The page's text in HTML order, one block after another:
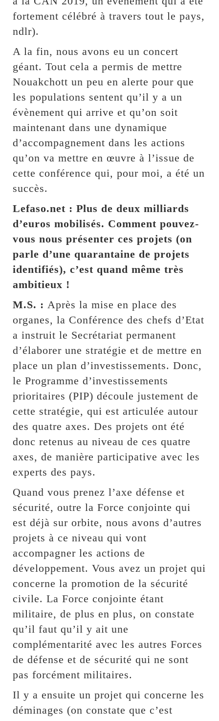
fortement célébré à travers tout le pays,
ndlr).
A la fin, nous avons eu un concert
géant. Tout cela a permis de mettre
Nouakchott un peu en alerte pour que
les populations sentent qu’il y a un
évènement qui arrive et qu’on soit
maintenant dans une dynamique
d’accompagnement dans les actions
qu’on va mettre en œuvre à l’issue de
cette conférence qui, pour moi, a été un
succès.
Lefaso.net : Plus de deux milliards
d’euros mobilisés. Comment pouvez-
vous nous présenter ces projets (on
parle d’une quarantaine de projets
identifiés), c’est quand même très
ambitieux !
M.S. : Après la mise en place des
organes, la Conférence des chefs d’Etat
a instruit le Secrétariat permanent
d’élaborer une stratégie et de mettre en
place un plan d’investissements. Donc,
le Programme d’investissements
prioritaires (PIP) découle justement de
cette stratégie, qui est articulée autour
des quatre axes. Des projets ont été
donc retenus au niveau de ces quatre
axes, de manière participative avec les
experts des pays.
Quand vous prenez l’axe défense et
sécurité, outre la Force conjointe qui
est déjà sur orbite, nous avons d’autres
projets à ce niveau qui vont
accompagner les actions de
développement. Vous avez un projet qui
concerne la promotion de la sécurité
civile. La Force conjointe étant
militaire, de plus en plus, on constate
qu’il faut qu’il y ait une
complémentarité avec les autres Forces
de défense et de sécurité qui ne sont
pas forcément militaires.
Il y a ensuite un projet qui concerne les
déminages (on constate que c’est